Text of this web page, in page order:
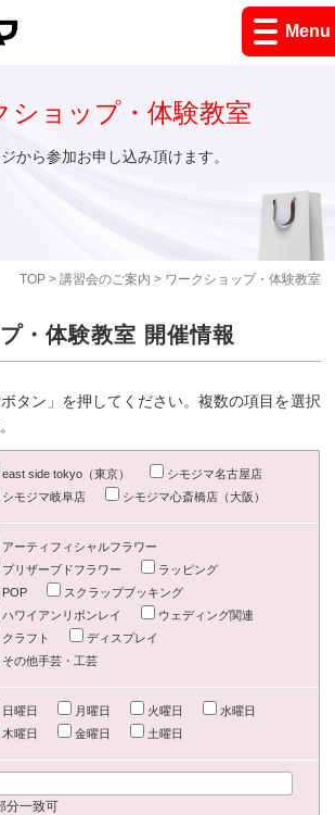
Menu
TOP> 講習会のご案内 > ワークショップ・体験教室
ショップ・体験教室
から参加お申し込み頂けます。
・体験教室 開催情報
タン」を押してください。複数の項目を選択
east side tokyo（東京）
シモジマ名古屋店
シモジマ岐阜店
シモジマ心斎橋店（大阪）
アーティフィシャルフラワー
プリザーブドフラワー
ラッピング
POP
スクラップブッキング
ハワイアンリボンレイ
ウェディング関連
クラフト
ディスプレイ
その他手芸・工芸
日曜日 月曜日 火曜日
水曜日
木曜日
金曜日 土曜日
分一致可